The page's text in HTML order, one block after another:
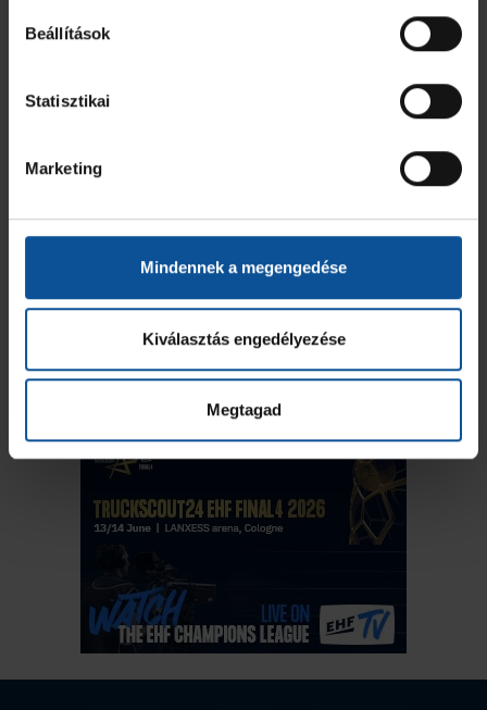
Beállítások
Statisztikai
Marketing
Mindennek a megengedése
Kiválasztás engedélyezése
Megtagad